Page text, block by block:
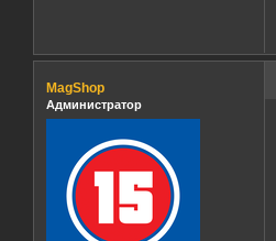
MagShop
Администратор